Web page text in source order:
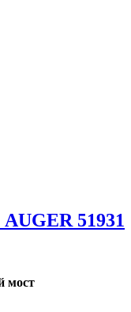
51931
мост